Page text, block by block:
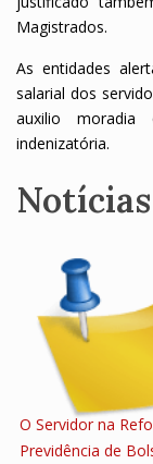
Magistrados.
As entidades
salarial dos
auxilio
indenizatória.
O Servidor na
Previdência de